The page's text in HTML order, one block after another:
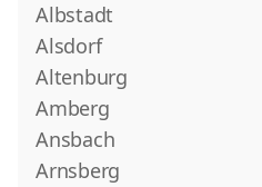
Albstadt
Alsdorf
Altenburg
Amberg
Ansbach
Arnsberg